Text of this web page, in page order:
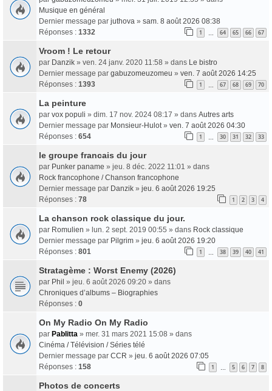
Musique en général
Dernier message par juthova » sam. 8 août 2026 08:38
Réponses : 1332 1 64 65 66 67
Vroom ! Le retour
par Danzik » ven. 24 janv. 2020 11:58 » dans Le bistro
Dernier message par gabuzomeuzomeu » ven. 7 août 2026 14:25
Réponses : 1393 1 67 68 69 70
La peinture
par vox populi » dim. 17 nov. 2024 08:17 » dans Autres arts
Dernier message par Monsieur-Hulot » ven. 7 août 2026 04:30
Réponses : 654 1 30 31 32 33
le groupe francais du jour
par Punker paname » jeu. 8 déc. 2022 11:01 » dans
Rock francophone / Chanson francophone
Dernier message par Danzik » jeu. 6 août 2026 19:25
Réponses : 78 1 2 3 4
La chanson rock classique du jour.
par Romulien » lun. 2 sept. 2019 00:55 » dans Rock classique
Dernier message par Pilgrim » jeu. 6 août 2026 19:20
Réponses : 801 1 38 39 40 41
Stratagème : Worst Enemy (2026)
par Phil » jeu. 6 août 2026 09:20 » dans
Chroniques d’albums – Biographies
Réponses : 0
On My Radio On My Radio
par Pablitta » mer. 31 mars 2021 15:08 » dans
Cinéma / Télévision / Séries télé
Dernier message par CCR » jeu. 6 août 2026 07:05
Réponses : 158 1 5 6 7 8
Photos de concerts